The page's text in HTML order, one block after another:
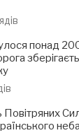
понад
Повітряних
неба